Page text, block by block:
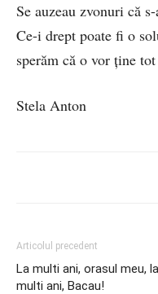
Se auzeau zvonuri că
Ce-i drept poate fi o
sperăm că o vor ține
Stela Anton
Articolul precedent
La multi ani, orasul meu, la
multi ani, Bacau!